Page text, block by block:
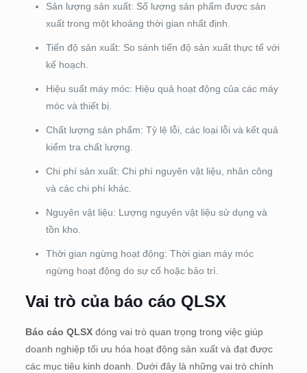
Sản lượng sản xuất: Số lượng sản phẩm được sản
xuất trong một khoảng thời gian nhất định.
Tiến độ sản xuất: So sánh tiến độ sản xuất thực tế với
kế hoạch.
Hiệu suất máy móc: Hiệu quả hoạt động của các máy
móc và thiết bị.
Chất lượng sản phẩm: Tỷ lệ lỗi, các loại lỗi và kết quả
kiểm tra chất lượng.
Chi phí sản xuất: Chi phí nguyên vật liệu, nhân công
và các chi phí khác.
Nguyên vật liệu: Lượng nguyên vật liệu sử dụng và
tồn kho.
Thời gian ngừng hoạt động: Thời gian máy móc
ngừng hoạt động do sự cố hoặc bảo trì.
Vai trò của báo cáo QLSX
Báo cáo QLSXđóng vai trò quan trọng trong việc giúp
doanh nghiệp tối ưu hóa hoạt động sản xuất và đạt được
các mục tiêu kinh doanh. Dưới đây là những vai trò chính